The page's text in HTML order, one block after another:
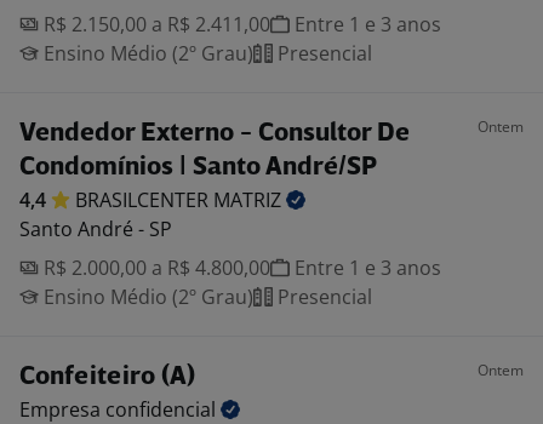
R$ 2.150,00 a R$ 2.411,00
Entre 1 e 3 anos
Ensino Médio (2º Grau)
Presencial
Vendedor Externo - Consultor De
Condomínios | Santo André/SP
Ontem
4,4 BRASILCENTER MATRIZ
Santo André - SP
R$ 2.000,00 a R$ 4.800,00
Entre 1 e 3 anos
Ensino Médio (2º Grau)
Presencial
Confeiteiro (A) Ontem
Empresa confidencial